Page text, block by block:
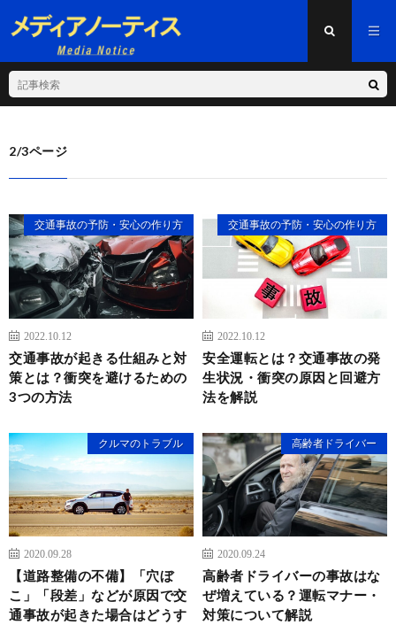
2/3ページ
交通事故の予防・安心の作り方
2022.10.12
交通事故が起きる仕組みと対
策とは？衝突を避けるための
3つの方法
交通事故の予防・安心の作り方
2022.10.12
安全運転とは？交通事故の発
生状況・衝突の原因と回避方
法を解説
クルマのトラブル
2020.09.28
【道路整備の不備】「穴ぼ
こ」「段差」などが原因で交
通事故が起きた場合はどうす
高齢者ドライバー
2020.09.24
高齢者ドライバーの事故はな
ぜ増えている？運転マナー・
対策について解説